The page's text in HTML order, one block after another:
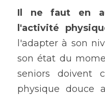
Il ne faut en
l'activité
l'adapter à son
son état du
seniors doivent
physique douce